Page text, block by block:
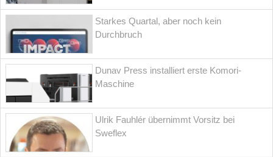
Starkes Quartal, aber noch kein
Durchbruch
Dunav Press installiert erste Komori-
Maschine
Ulrik Fauhlér übernimmt Vorsitz bei
Sweflex